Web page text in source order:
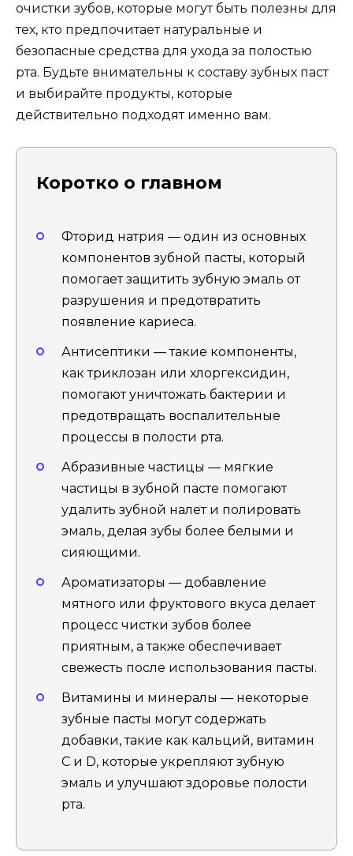
очистки зубов, которые могут быть полезны для
тех, кто предпочитает натуральные и
безопасные средства для ухода за полостью
рта. Будьте внимательны к составу зубных паст
и выбирайте продукты, которые
действительно подходят именно вам.
Коротко о главном
Фторид натрия — один из основных
компонентов зубной пасты, который
помогает защитить зубную эмаль от
разрушения и предотвратить
появление кариеса.
Антисептики — такие компоненты,
как триклозан или хлоргексидин,
помогают уничтожать бактерии и
предотвращать воспалительные
процессы в полости рта.
Абразивные частицы — мягкие
частицы в зубной пасте помогают
удалить зубной налет и полировать
эмаль, делая зубы более белыми и
сияющими.
Ароматизаторы — добавление
мятного или фруктового вкуса делает
процесс чистки зубов более
приятным, а также обеспечивает
свежесть после использования пасты.
Витамины и минералы — некоторые
зубные пасты могут содержать
добавки, такие как кальций, витамин
С и D, которые укрепляют зубную
эмаль и улучшают здоровье полости
рта.